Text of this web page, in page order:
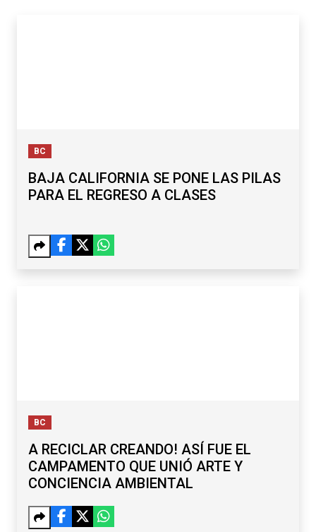
BC
BAJA CALIFORNIA SE PONE LAS PILAS
PARA EL REGRESO A CLASES
BC
A RECICLAR CREANDO! ASÍ FUE EL
CAMPAMENTO QUE UNIÓ ARTE Y
CONCIENCIA AMBIENTAL